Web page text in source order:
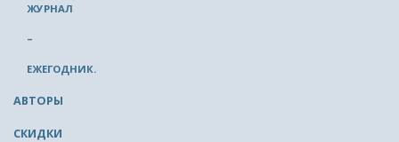
ЖУРНАЛ
–
ЕЖЕГОДНИК.
АВТОРЫ
СКИДКИ